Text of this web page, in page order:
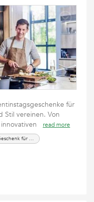
für
Stil vereinen. Von
read more
Valentinstag Geschenk für Männer